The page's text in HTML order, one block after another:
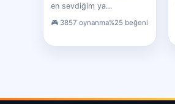
en sevdiğim ya…
3857 oynanma%25 beğeni